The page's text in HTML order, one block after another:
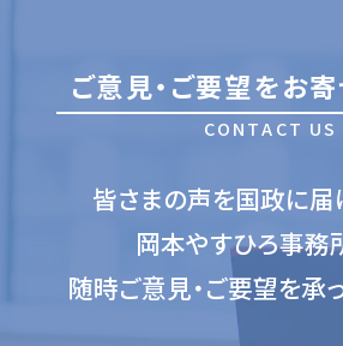
ご意見・ ご要望をお寄
CONTACT US
皆さまの声を国政に届
岡本やすひろ事務
随時ご意見・ご要望を承っ